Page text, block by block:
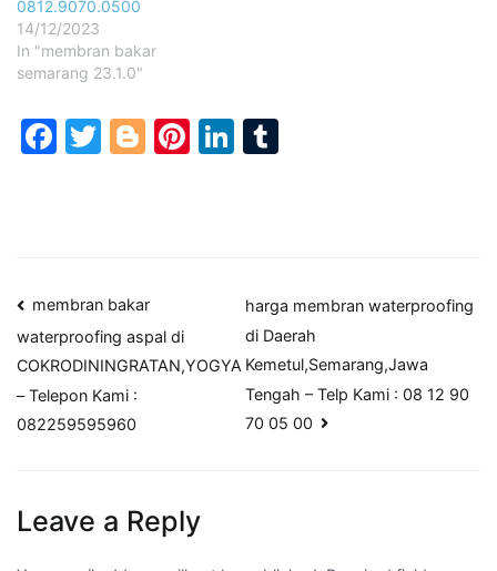
0812.9070.0500
14/12/2023
In "membran bakar
semarang 23.1.0"
Facebook
Twitter
Blogger
Pinterest
LinkedIn
Post
navigation
membran bakar
waterproofing aspal di
COKRODININGRATAN,YOGYA
– Telepon Kami :
082259595960
harga membran waterproofing
di Daerah
Kemetul,Semarang,Jawa
Tengah – Telp Kami : 08 12 90
70 05 00
Leave a Reply